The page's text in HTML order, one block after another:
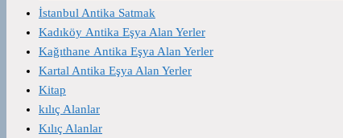
İstanbul Antika Satmak
Kadıköy Antika Eşya Alan Yerler
Kağıthane Antika Eşya Alan Yerler
Kartal Antika Eşya Alan Yerler
Kitap
kılıç Alanlar
Kılıç Alanlar